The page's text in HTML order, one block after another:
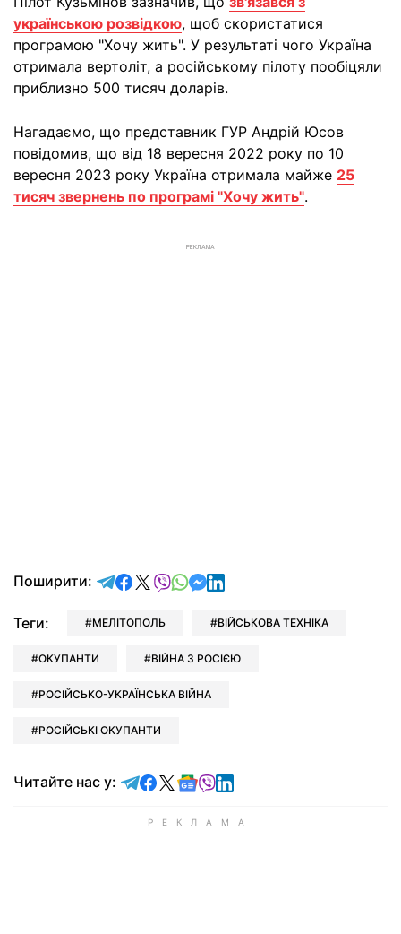
українською розвідкою, щоб скористатися
програмою "Хочу жить". У результаті чого Україна
отримала вертоліт, а російському пілоту пообіцяли
приблизно 500 тисяч доларів.
Нагадаємо, що представник ГУР Андрій Юсов
повідомив, що від 18 вересня 2022 року по 10
вересня 2023 року Україна отримала майже 25
тисяч звернень по програмі "Хочу жить".
РЕКЛАМА
Поширити: відправити у Telegram
поділитись у Facebook
поділитись у X
відправити у Viber
відправити у Whatsapp
відправити у Messenger
відправити у LinkedIn
Теги: МЕЛІТОПОЛЬ ВІЙСЬКОВА ТЕХНІКА
ОКУПАНТИ ВІЙНА З РОСІЄЮ
РОСІЙСЬКО-УКРАЇНСЬКА ВІЙНА
РОСІЙСЬКІ ОКУПАНТИ
Читайте нас у: Читайте у Telegram
Читайте у Facebook
Читайте у X
Читайте у Google news
Читайте у Viber
Читайте у LinkedIn